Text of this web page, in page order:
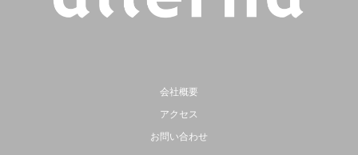
会社概要
アクセス
お問い合わせ